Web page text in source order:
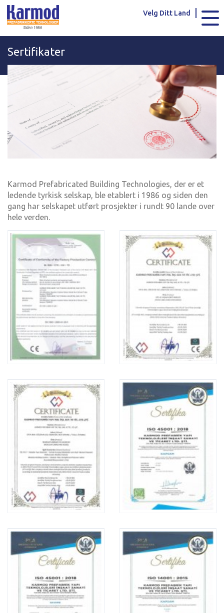
Karmod Global
Karmod Português
Karmod Français
Karmod ایران
Karmod Europe Karmod Netherlands
Karmod Ελλάδα Karmod العربية
Karmod Česko Karmod България
Karmod Romania
Karmod Serbia Karmod Slovensko
Karmod Malaysia
Karmod ישראל Karmod Россия
Karmod Suomi Karmod Italia
Karmod Հայաստան Karmod Shqipëri
Karmod United States Karmod Portugal
Karmod Magyarország Karmod United Kingdom
Karmod Norge Karmod Canada
Karmod Schweiz
Velg Ditt Land
Sertifikater
Karmod Prefabricated Building Technologies, der er et
ledende tyrkisk selskap, ble etablert i 1986 og siden den
gang har selskapet utført prosjekter i rundt 90 lande over
hele verden.